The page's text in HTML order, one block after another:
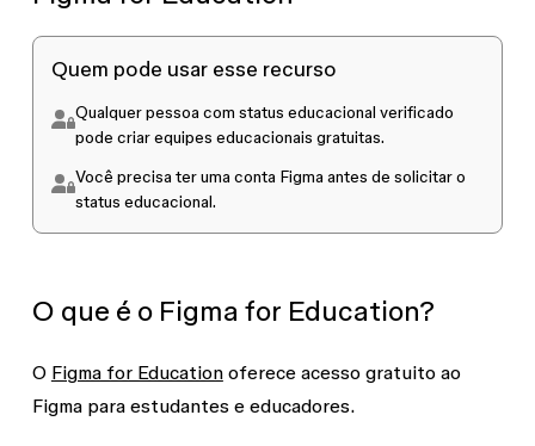
Quem pode usar esse recurso
Qualquer pessoa com status educacional verificado
pode criar equipes educacionais gratuitas.
Você precisa ter uma conta Figma antes de solicitar o
status educacional.
O que é o Figma for Education?
O Figma for Educationoferece acesso gratuito ao
Figma para estudantes e educadores.